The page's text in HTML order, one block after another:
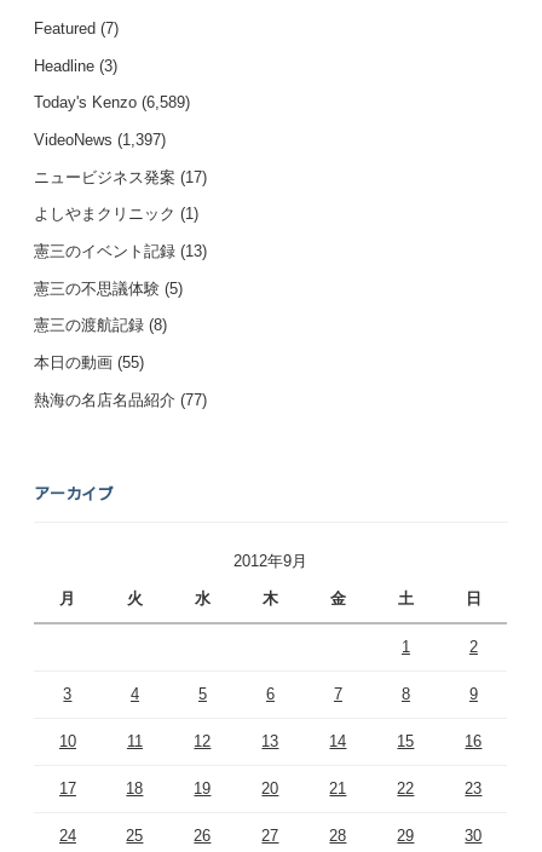
Featured (7)
Headline (3)
Today's Kenzo (6,589)
VideoNews (1,397)
ニュービジネス発案 (17)
よしやまクリニック (1)
憲三のイベント記録 (13)
憲三の不思議体験 (5)
憲三の渡航記録 (8)
本日の動画 (55)
熱海の名店名品紹介 (77)
アーカイブ
2012年9月
月 火 水 木 金 土 日
1 2
3 4 5 6 7 8 9
10 11 12 13 14 15 16
17 18 19 20 21 22 23
24 25 26 27 28 29 30